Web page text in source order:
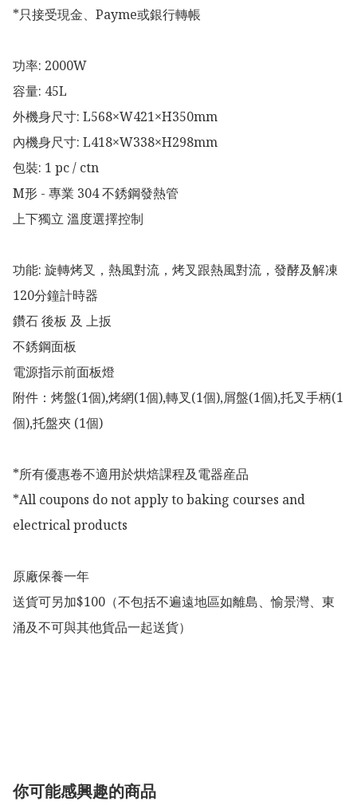
*只接受現金、Payme或銀行轉帳
功率: 2000W
容量: 45L
外機身尺寸: L568×W421×H350mm
內機身尺寸: L418×W338×H298mm
包裝: 1 pc / ctn
M形 - 專業 304 不銹鋼發熱管
上下獨立 溫度選擇控制
功能: 旋轉烤叉，熱風對流，烤叉跟熱風對流，發酵及解凍
120分鐘計時器
鑽石 後板 及 上扳
不銹鋼面板
電源指示前面板燈
附件：烤盤(1個),烤網(1個),轉叉(1個),屑盤(1個),托叉手柄(1
個),托盤夾 (1個)
*所有優惠卷不適用於烘焙課程及電器産品
*All coupons do not apply to baking courses and
electrical products
原廠保養一年
送貨可另加$100（不包括不遍遠地區如離島、愉景灣、東
涌及不可與其他貨品一起送貨）
你可能感興趣的商品